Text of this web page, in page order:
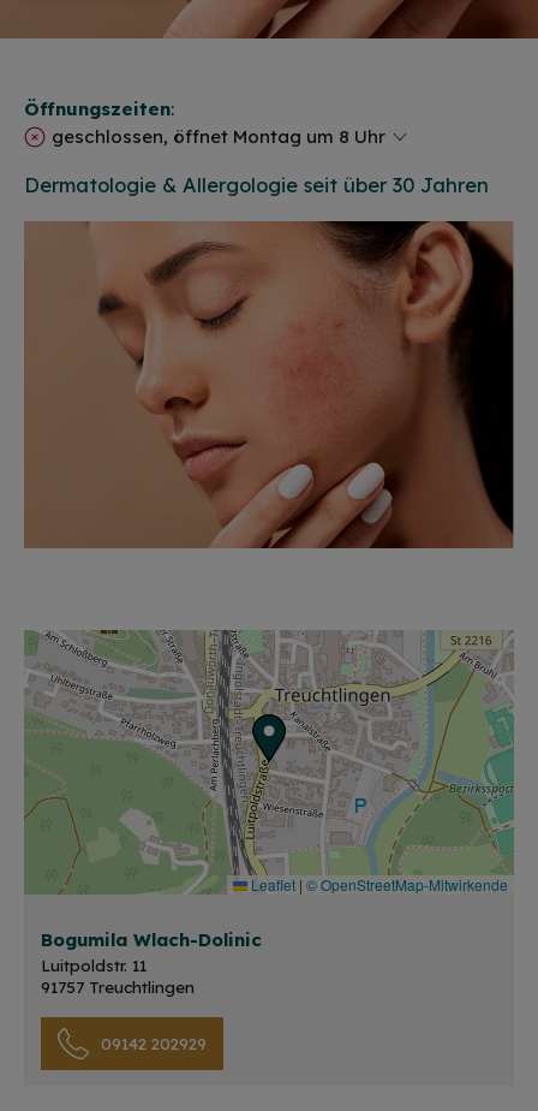
Öffnungszeiten:
geschlossen, öffnet Montag um 8 Uhr
Dermatologie & Allergologie seit über 30 Jahren
Leaflet | © OpenStreetMap-Mitwirkende
Bogumila Wlach-Dolinic
Luitpoldstr. 11
91757 Treuchtlingen
09142 202929